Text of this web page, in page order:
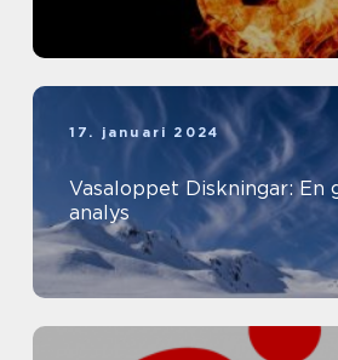
17. januari 2024
Vasaloppet Diskningar: En
analys